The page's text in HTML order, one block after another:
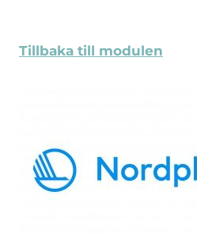
Tillbaka till modulen